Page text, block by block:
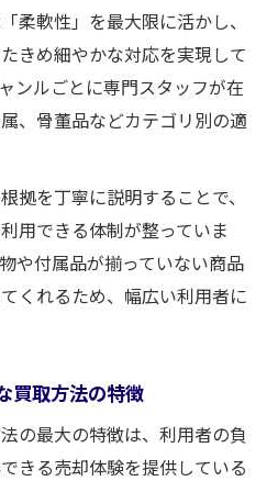
柔軟性」を最大限に活かし、
きめ細やかな対応を実現して
ンルごとに専門スタッフが在
、骨董品などカテゴリ別の適
拠を丁寧に説明することで、
用できる体制が整っていま
や付属品が揃っていない商品
くれるため、幅広い利用者に
買取方法の特徴
の最大の特徴は、利用者の負
きる売却体験を提供している